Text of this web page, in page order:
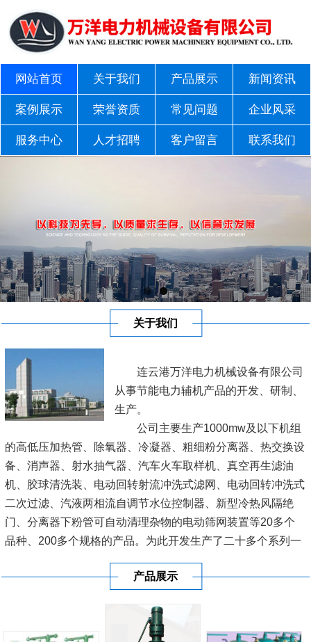
网站首页 关于我们 产品展示 新闻资讯
案例展示 荣誉资质 常见问题 企业风采
服务中心 人才招聘 客户留言 联系我们
关于我们
连云港万洋电力机械设备有限公司
从事节能电力辅机产品的开发、研制、
生产。
公司主要生产1000mw及以下机组
的高低压加热管、除氧器、冷凝器、粗细粉分离器、热交换设
备、消声器、射水抽气器、汽车火车取样机、真空再生滤油
机、胶球清洗装、电动回转射流冲洗式滤网、电动回转冲洗式
二次过滤、汽液两相流自调节水位控制器、新型冷热风隔绝
门、分离器下粉管可自动清理杂物的电动筛网装置等20多个
品种、200多个规格的产品。为此开发生产了二十多个系列一
厚爱。
连云港市万洋电力机械设备有限公司，位于新亚欧大陆桥东桥
[查看详情]
产品展示